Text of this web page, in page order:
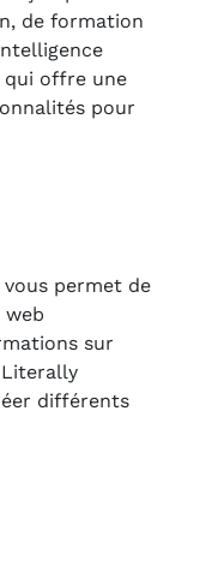
de formation
offre une
pour
permet de
sur
différents